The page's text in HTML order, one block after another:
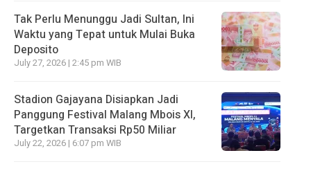
Tak Perlu Menunggu Jadi Sultan, Ini
Waktu yang Tepat untuk Mulai Buka
Deposito
July 27, 2026 | 2:45 pm WIB
Stadion Gajayana Disiapkan Jadi
Panggung Festival Malang Mbois XI,
Targetkan Transaksi Rp50 Miliar
July 22, 2026 | 6:07 pm WIB